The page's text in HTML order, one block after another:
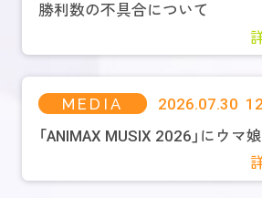
勝利数の不具合について
MEDIA
2026.07.30
「ANIMAX MUSIX 2026」にウマ